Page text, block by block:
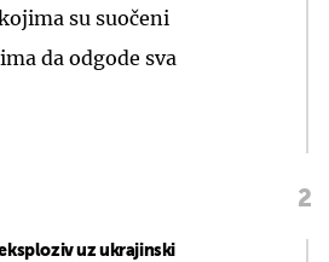
su suočeni
da odgode sva
uz ukrajinski